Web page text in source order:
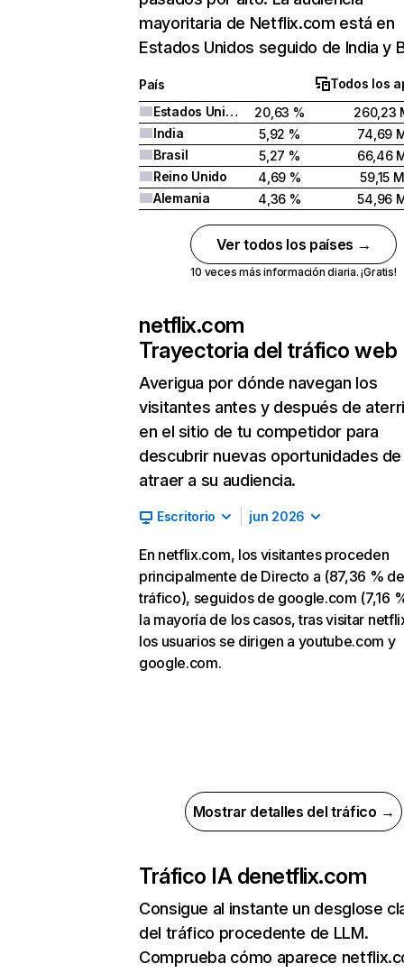
mayoritaria de Netflix.com está en
Estados Unidos seguido de India y
País
Todos los
Estados Unidos
20,63 %
260,23
India
5,92 %
74,69
Brasil
5,27 %
66,46
Reino Unido
4,69 %
59,15 M
Alemania
4,36 % 54,96
Ver todos los países →
10 veces más información diaria. ¡Gratis!
netflix.com
Trayectoria del tráfico web
Averigua por dónde navegan los
visitantes antes y después de
en el sitio de tu competidor para
descubrir nuevas oportunidades de
atraer a su audiencia.
Escritorio jun 2026
En netflix.com, los visitantes proceden
principalmente de Directo a (87,36 % de
tráfico), seguidos de google.com (7,16
la mayoría de los casos, tras visitar
los usuarios se dirigen a youtube.com y
google.com.
Mostrar detalles del tráfico →
Tráfico IA denetflix.com
Consigue al instante un desglose
del tráfico procedente de LLM.
Comprueba cómo aparece